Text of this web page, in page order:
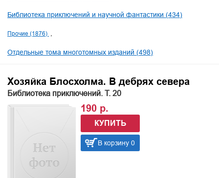
Библиотека приключений и научной фантастики (434)
Прочие (1876)
Отдельные тома многотомных изданий (498)
Хозяйка Блосхолма. В дебрях севера
Библиотека приключений. Т. 20
190 р.
КУПИТЬ
В корзину 0